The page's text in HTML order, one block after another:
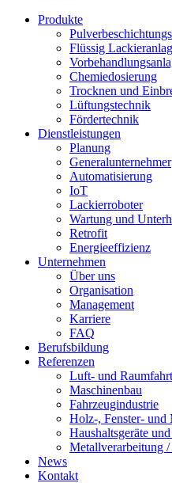
Produkte
Flüssig
Chemiedosierung
Trocknen und
Lüftungstechnik
Fördertechnik
Dienstleistungen
Planung
Generalunternehmer
Automatisierung
IoT
Lackierroboter
Wartung und
Retrofit
Energieeffizienz
Unternehmen
Über uns
Organisation
Management
Karriere
FAQ
Berufsbildung
Referenzen
Luft- und Raumfahrt
Maschinenbau
Fahrzeugindustrie
Holz-, Fenster- und
Haushaltsgeräte
Metallverarbeitung
News
Kontakt